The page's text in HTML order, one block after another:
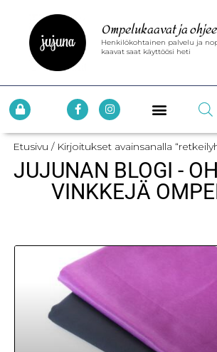
Ompelukaavat ja
Henkilökohtainen palvelu ja
kaavat saat käyttöösi heti
Etusivu / Kirjoitukset avainsanalla
JUJUNAN BLOGI -
VINKKEJÄ